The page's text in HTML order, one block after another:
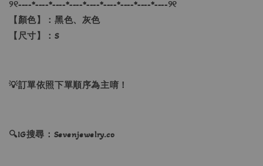
୨୧----*----*----*----*----*----*----*----*----୨୧
【顏色】：黑色、灰色
【尺寸】：S
💡訂單依照下單順序為主唷！
🔍IG搜尋：Sevenjewelry.co